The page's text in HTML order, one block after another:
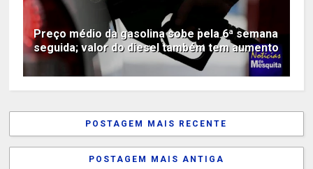
Preço médio da gasolina sobe pela 6ª semana
seguida; valor do diesel também tem aumento
POSTAGEM MAIS RECENTE
POSTAGEM MAIS ANTIGA